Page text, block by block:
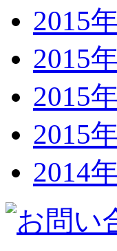
2015
2015
2015
2015
2014